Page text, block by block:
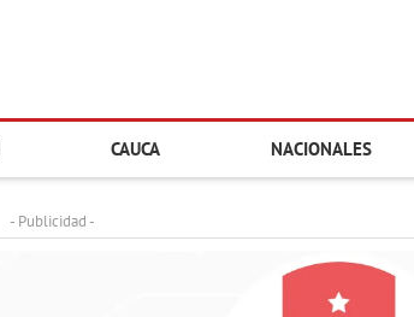
CAUCA NACIONALES
- Publicidad -